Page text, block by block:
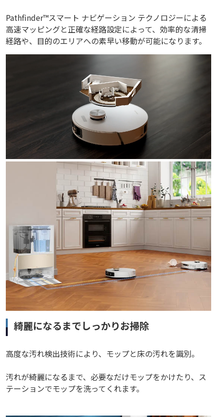
Pathfinder™スマート ナビゲーション テクノロジーによる
高速マッピングと正確な経路設定によって、効率的な清掃
経路や、目的のエリアへの素早い移動が可能になります。
綺麗になるまでしっかりお掃除
高度な汚れ検出技術により、モップと床の汚れを識別。
汚れが綺麗になるまで、必要なだけモップをかけたり、ス
テーションでモップを洗ってくれます。